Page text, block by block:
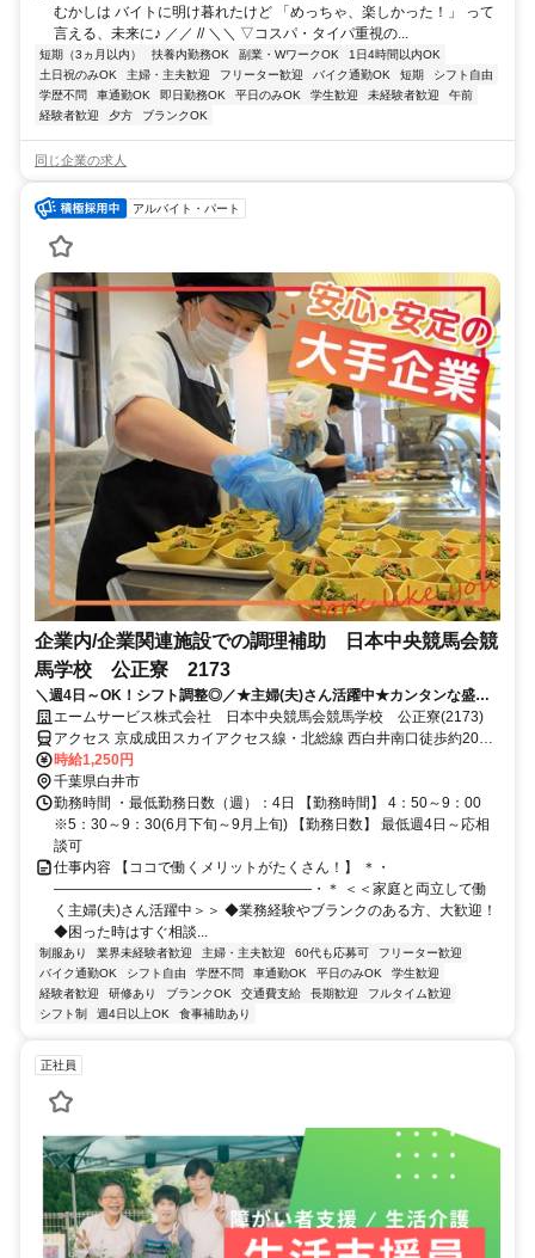
むかしは バイトに明け暮れたけど 「めっちゃ、楽しかった！」 って
言える、未来に♪ ／／ // ＼＼ ▽コスパ・タイパ重視の...
短期（3ヵ月以内） 扶養内勤務OK 副業・WワークOK
1日4時間以内OK
土日祝のみOK
主婦・主夫歓迎 フリーター歓迎 バイク通勤OK 短期
シフト自由
学歴不問
車通勤OK 即日勤務OK 平日のみOK 学生歓迎 未経験者歓迎
午前
経験者歓迎
夕方 ブランクOK
同じ企業の求人
アルバイト・パート
企業内/企業関連施設での調理補助 日本中央競馬会競
馬学校 公正寮 2173
＼週4日～OK！シフト調整◎／★主婦(夫)さん活躍中★カンタンな盛り
付けからスタート★待遇充実の大手企業◎
エームサービス株式会社 日本中央競馬会競馬学校 公正寮(2173)
アクセス 京成成田スカイアクセス線・北総線 西白井南口徒歩約20
分、京成成田スカイアクセス線・北総線 白井南口徒歩約24分、京成
松戸線 鎌ヶ谷大仏北口徒歩約44分 ※住所から自動設定しているた
め、MAPの位置がずれている場合がございます
時給1,250円
千葉県白井市
勤務時間 ・最低勤務日数（週）：4日 【勤務時間】 4：50～9：00
※5：30～9：30(6月下旬～9月上旬) 【勤務日数】 最低週4日～応相
談可
仕事内容 【ココで働くメリットがたくさん！】 ＊・
――――――――――――――――――・＊ ＜＜家庭と両立して働
く主婦(夫)さん活躍中＞＞ ◆業務経験やブランクのある方、大歓迎！
◆困った時はすぐ相談...
制服あり 業界未経験者歓迎 主婦・主夫歓迎 60代も応募可
フリーター歓迎
バイク通勤OK
シフト自由 学歴不問 車通勤OK 平日のみOK
学生歓迎
経験者歓迎
研修あり ブランクOK 交通費支給 長期歓迎
フルタイム歓迎
シフト制
週4日以上OK 食事補助あり
正社員